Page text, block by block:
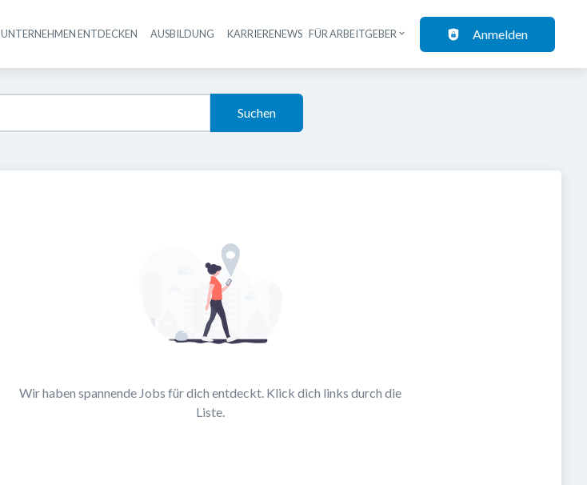
Haupt-Navigation
UNTERNEHMEN ENTDECKEN AUSBILDUNG KARRIERENEWS FÜR ARBEITGEBER Anmelden
Suchen
Wir haben spannende Jobs für dich entdeckt. Klick dich links durch die
Liste.